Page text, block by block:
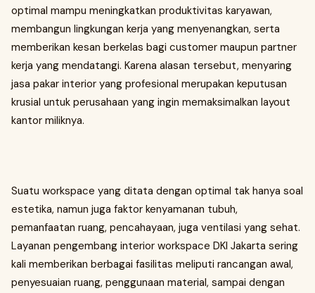
optimal mampu meningkatkan produktivitas karyawan,
membangun lingkungan kerja yang menyenangkan, serta
memberikan kesan berkelas bagi customer maupun partner
kerja yang mendatangi. Karena alasan tersebut, menyaring
jasa pakar interior yang profesional merupakan keputusan
krusial untuk perusahaan yang ingin memaksimalkan layout
kantor miliknya.
Suatu workspace yang ditata dengan optimal tak hanya soal
estetika, namun juga faktor kenyamanan tubuh,
pemanfaatan ruang, pencahayaan, juga ventilasi yang sehat.
Layanan pengembang interior workspace DKI Jakarta sering
kali memberikan berbagai fasilitas meliputi rancangan awal,
penyesuaian ruang, penggunaan material, sampai dengan